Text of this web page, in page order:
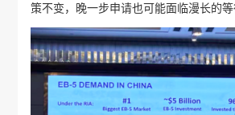
策不变，晚一步申请也可能面临漫长的等